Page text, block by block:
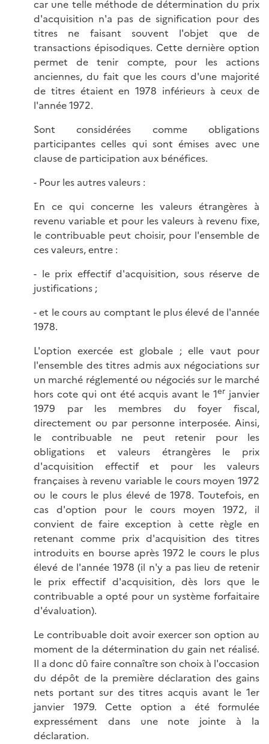
car une telle méthode de détermination du prix
d'acquisition n'a pas de signification pour des
titres ne faisant souvent l'objet que de
transactions épisodiques. Cette dernière option
permet de tenir compte, pour les actions
anciennes, du fait que les cours d'une majorité
de titres étaient en 1978 inférieurs à ceux de
l'année 1972.
Sont considérées comme obligations
participantes celles qui sont émises avec une
clause de participation aux bénéfices.
- Pour les autres valeurs :
En ce qui concerne les valeurs étrangères à
revenu variable et pour les valeurs à revenu fixe,
le contribuable peut choisir, pour l'ensemble de
ces valeurs, entre :
- le prix effectif d'acquisition, sous réserve de
justifications ;
- et le cours au comptant le plus élevé de l'année
1978.
L'option exercée est globale ; elle vaut pour
l'ensemble des titres admis aux négociations sur
un marché réglementé ou négociés sur le marché
hors cote qui ont été acquis avant le 1er janvier
1979 par les membres du foyer fiscal,
directement ou par personne interposée. Ainsi,
le contribuable ne peut retenir pour les
obligations et valeurs étrangères le prix
d'acquisition effectif et pour les valeurs
françaises à revenu variable le cours moyen 1972
ou le cours le plus élevé de 1978. Toutefois, en
cas d'option pour le cours moyen 1972, il
convient de faire exception à cette règle en
retenant comme prix d'acquisition des titres
introduits en bourse après 1972 le cours le plus
élevé de l'année 1978 (il n'y a pas lieu de retenir
le prix effectif d'acquisition, dès lors que le
contribuable a opté pour un système forfaitaire
d'évaluation).
Le contribuable doit avoir exercer son option au
moment de la détermination du gain net réalisé.
Il a donc dû faire connaître son choix à l'occasion
du dépôt de la première déclaration des gains
nets portant sur des titres acquis avant le 1er
janvier 1979. Cette option a été formulée
expressément dans une note jointe à la
déclaration.